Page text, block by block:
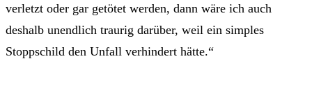
verletzt oder gar getötet werden, dann wäre ich auch
deshalb unendlich traurig darüber, weil ein simples
Stoppschild den Unfall verhindert hätte.“